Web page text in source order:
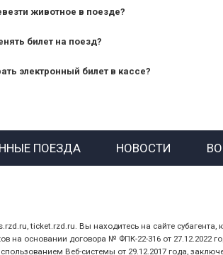
животное в поезде?
билет на поезд?
электронный билет в кассе?
14-значный номер заказа;
ПОЕЗДА НОВОСТИ
ticket.rzd.ru. Вы находитесь на сайте субагента,
на основании договора № ФПК-22-316 от 27.12.2022
Веб-системы от 29.12.2017 года,